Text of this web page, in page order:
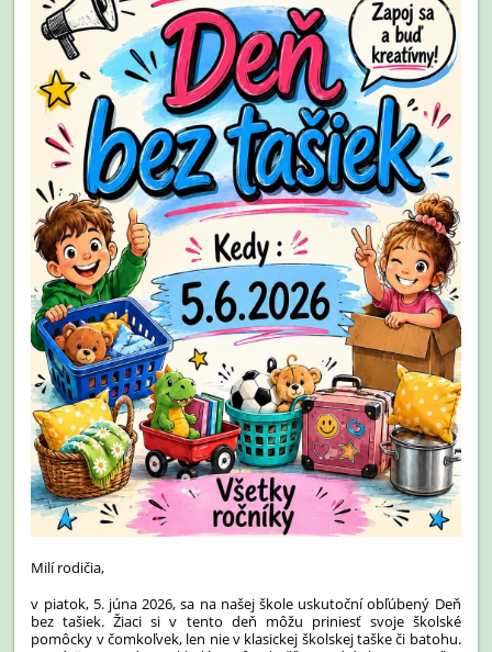
Milí rodičia,
v piatok, 5. júna 2026, sa na našej škole uskutoční obľúbený Deň
bez tašiek. Žiaci si v tento deň môžu priniesť svoje školské
pomôcky v čomkoľvek, len nie v klasickej školskej taške či batohu.